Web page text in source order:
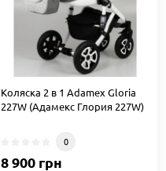
Коляска 2 в 1 Adamex Gloria
227W (Адамекс Глория 227W)
0
8 900 грн